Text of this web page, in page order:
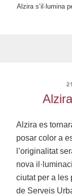
Alzira s’il·lumina
Alzira es
posar color a
l’originalitat
nova
ciutat per a les
de Serveis